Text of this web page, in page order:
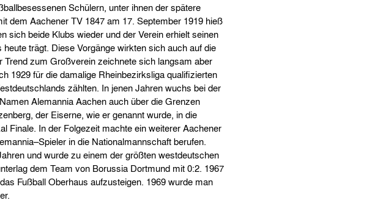
Schülern, unter ihnen der spätere
dem Aachener TV 1847 am 17. September 1919 hieß
sich beide Klubs wieder und der Verein erhielt seinen
trägt. Diese Vorgänge wirkten sich auch auf die
zum Großverein zeichnete sich langsam aber
1929 für die damalige Rheinbezirksliga qualifizierten
zählten. In jenen Jahren wuchs bei der
Alemannia Aachen auch über die Grenzen
der Eiserne, wie er genannt wurde, in die
Finale. In der Folgezeit machte ein weiterer Aachener
in die Nationalmannschaft berufen.
und wurde zu einem der größten westdeutschen
dem Team von Borussia Dortmund mit 0:2. 1967
Fußball Oberhaus aufzusteigen. 1969 wurde man